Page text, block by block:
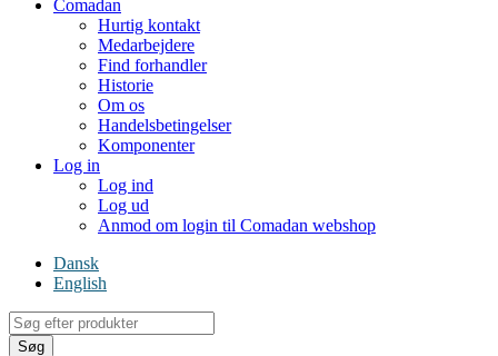
Comadan
Hurtig kontakt
Medarbejdere
Find forhandler
Historie
Om os
Handelsbetingelser
Komponenter
Log in
Log ind
Log ud
Anmod om login til Comadan webshop
Dansk
English
Products
search
Søg